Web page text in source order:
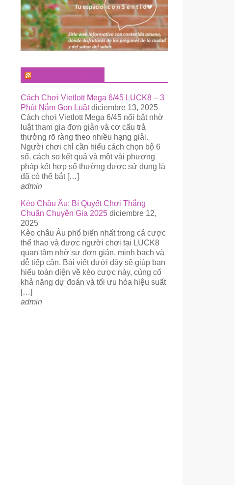
Cách Chơi Vietlott Mega 6/45 LUCK8 – 3
Phút Nắm Gọn Luật diciembre 13, 2025
Cách chơi Vietlott Mega 6/45 nổi bật nhờ
luật tham gia đơn giản và cơ cấu trả
thưởng rõ ràng theo nhiều hạng giải.
Người chơi chỉ cần hiểu cách chọn bộ 6
số, cách so kết quả và một vài phương
pháp kết hợp số thường được sử dụng là
đã có thể bắt […]
admin
Kèo Châu Âu: Bí Quyết Chơi Thắng
Chuẩn Chuyên Gia 2025 diciembre 12,
2025
Kèo châu Âu phổ biến nhất trong cá cược
thể thao và được người chơi tại LUCK8
quan tâm nhờ sự đơn giản, minh bạch và
dễ tiếp cận. Bài viết dưới đây sẽ giúp bạn
hiểu toàn diện về kèo cược này, củng cố
khả năng dự đoán và tối ưu hóa hiệu suất
[…]
admin